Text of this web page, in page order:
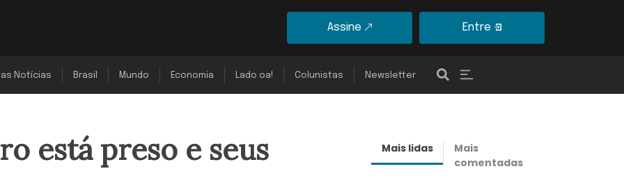
Assine Entre
Notícias Brasil Mundo Economia Lado oa! Colunistas Newsletter
está preso e seus Mais lidas
Mais
comentadas